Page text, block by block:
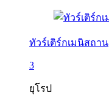
ทัวร์เติร์กเมนิสถาน
3
ยุโรป